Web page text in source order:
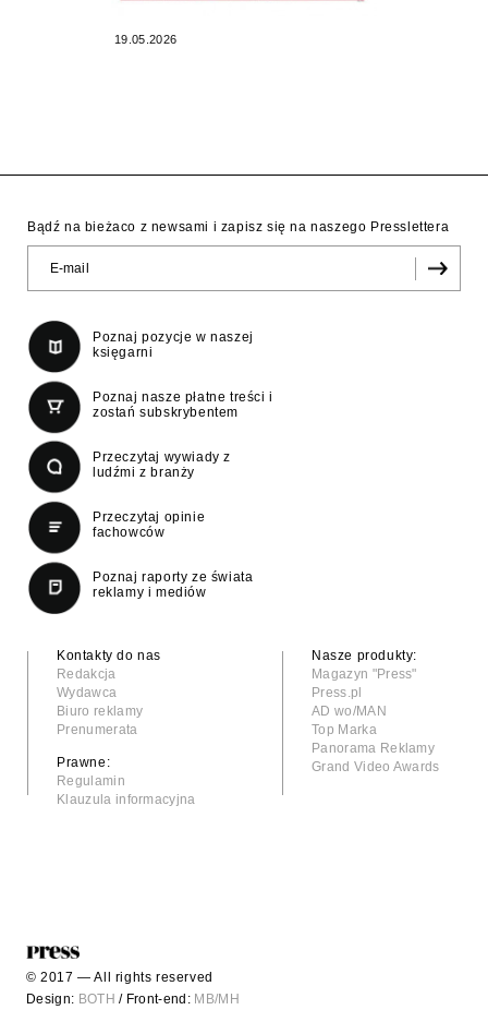
19.05.2026
Bądź na bieżaco z newsami i zapisz się na naszego Presslettera
Poznaj pozycje w naszej
księgarni
Poznaj nasze płatne treści i
zostań subskrybentem
Przeczytaj wywiady z
ludźmi z branży
Przeczytaj opinie
fachowców
Poznaj raporty ze świata
reklamy i mediów
Kontakty do nas
Redakcja
Wydawca
Biuro reklamy
Prenumerata
Prawne:
Regulamin
Klauzula informacyjna
Nasze produkty:
Magazyn "Press"
Press.pl
AD wo/MAN
Top Marka
Panorama Reklamy
Grand Video Awards
Design: BOTH / Front-end: MB/MH
© 2017 — All rights reserved